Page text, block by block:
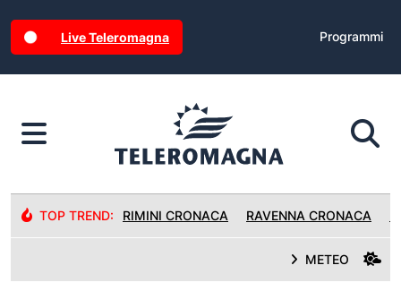
Live Teleromagna Programmi
TOP TREND: RIMINI CRONACA RAVENNA CRONACA
METEO